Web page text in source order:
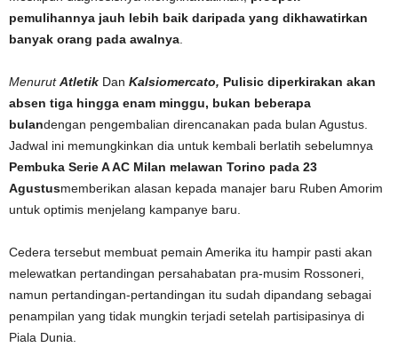
pemulihannya jauh lebih baik daripada yang dikhawatirkan
banyak orang pada awalnya
MenurutAtletik Dan Kalsiomercato, Pulisic diperkirakan akan
absen tiga hingga enam minggu, bukan beberapa
bulandengan pengembalian direncanakan pada bulan Agustus.
Jadwal ini memungkinkan dia untuk kembali berlatih sebelumnya
Pembuka Serie A AC Milan melawan Torino pada 23
Agustusmemberikan alasan kepada manajer baru Ruben Amorim
untuk optimis menjelang kampanye baru.
Cedera tersebut membuat pemain Amerika itu hampir pasti akan
melewatkan pertandingan persahabatan pra-musim Rossoneri,
namun pertandingan-pertandingan itu sudah dipandang sebagai
penampilan yang tidak mungkin terjadi setelah partisipasinya di
Piala Dunia.